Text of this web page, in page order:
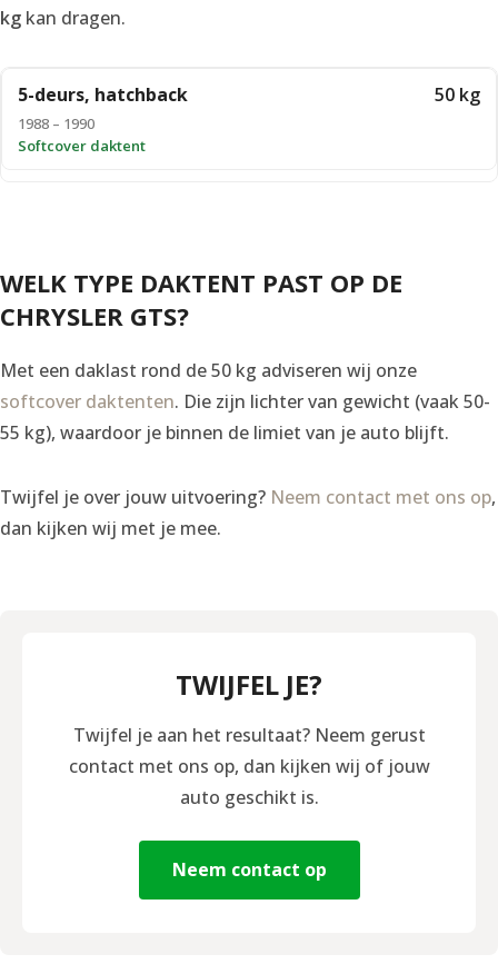
kg kan dragen.
5-deurs, hatchback
1988 – 1990
50 kg
Softcover daktent
WELK TYPE DAKTENT PAST OP DE
CHRYSLER GTS?
Met een daklast rond de 50 kg adviseren wij onze
softcover daktenten. Die zijn lichter van gewicht (vaak 50-
55 kg), waardoor je binnen de limiet van je auto blijft.
Twijfel je over jouw uitvoering? Neem contact met ons op,
dan kijken wij met je mee.
TWIJFEL JE?
Twijfel je aan het resultaat? Neem gerust
contact met ons op, dan kijken wij of jouw
auto geschikt is.
Neem contact op